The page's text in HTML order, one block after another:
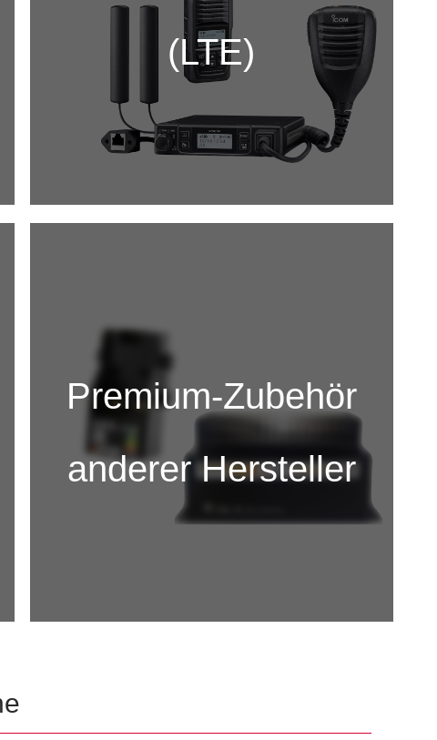
(LTE)
Premium-Zubehör
anderer Hersteller